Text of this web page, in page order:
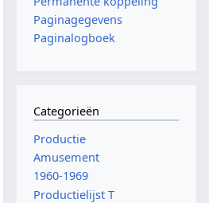
Paginagegevens
Paginalogboek
Categorieën
Productie
Amusement
1960-1969
Productielijst T